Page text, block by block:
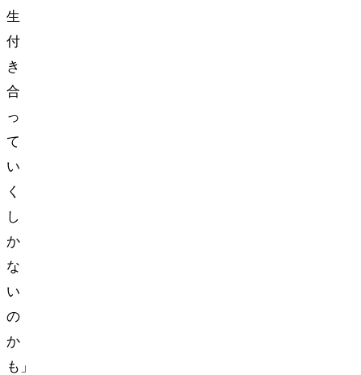
生
付
き
合
っ
て
い
く
し
か
な
い
の
か
も」